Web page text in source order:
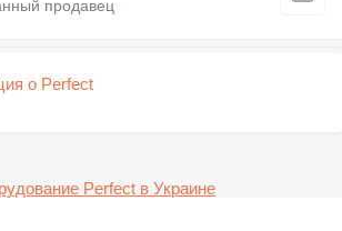
о Perfect
Perfect в Украине